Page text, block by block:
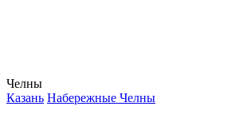
Челны
Казань Набережные Челны